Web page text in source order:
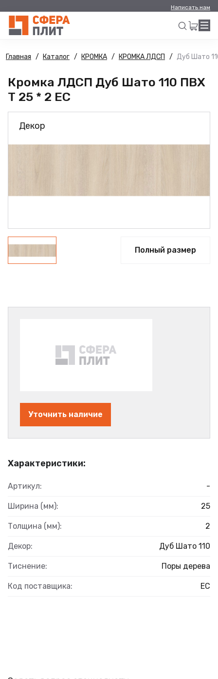
Написать нам
Искать
Главная Каталог КРОМКА КРОМКА ЛДСП Дуб Шато
Кромка ЛДСП Дуб Шато 110 ПВХ
Т 25 * 2 ЕС
Декор
Полный размер
Характеристики:
Артикул: -
Ширина (мм): 25
Толщина (мм): 2
Декор: Дуб Шато 110
Тиснение: Поры дерева
Код поставщика: ЕС
Уточнить наличие